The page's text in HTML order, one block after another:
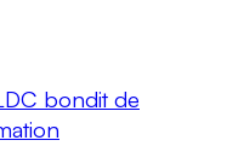
bondit de